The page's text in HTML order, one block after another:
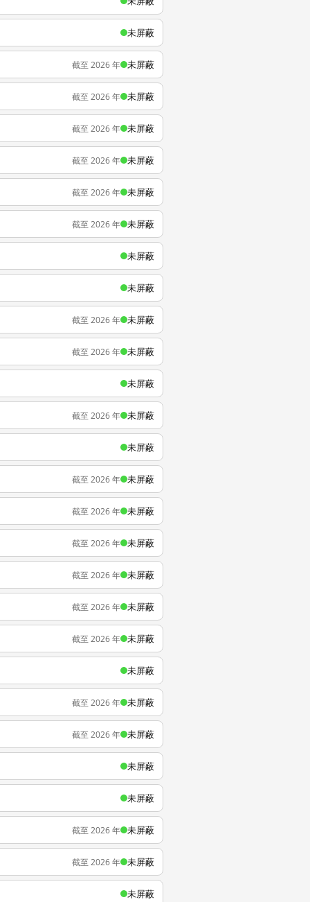
未屏蔽
截至 2026 年 未屏蔽
截至 2026 年 未屏蔽
截至 2026 年 未屏蔽
截至 2026 年 未屏蔽
截至 2026 年 未屏蔽
截至 2026 年 未屏蔽
未屏蔽
未屏蔽
截至 2026 年 未屏蔽
截至 2026 年 未屏蔽
未屏蔽
截至 2026 年 未屏蔽
未屏蔽
截至 2026 年 未屏蔽
截至 2026 年 未屏蔽
截至 2026 年 未屏蔽
截至 2026 年 未屏蔽
截至 2026 年 未屏蔽
截至 2026 年 未屏蔽
未屏蔽
截至 2026 年 未屏蔽
截至 2026 年 未屏蔽
未屏蔽
未屏蔽
截至 2026 年 未屏蔽
截至 2026 年 未屏蔽
未屏蔽